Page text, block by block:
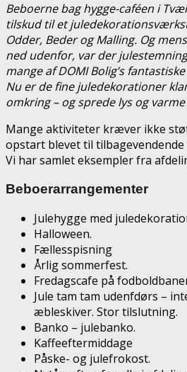
Beboerne bag hygge-caféen i
tilskud til et
Odder, Beder og Malling. Og
ned udenfor, var der
mange af DOMI Bolig’s
Nu er de fine juledekorationer
omkring – og sprede lys og
Mange aktiviteter kræver ikke
opstart blevet til tilbagevendende
Vi har samlet eksempler fra
Beboerarrangementer
Julehygge med
Halloween.
Fællesspisning
Årlig sommerfest.
Fredagscafe på
Jule tam tam udenfdørs –
æbleskiver. Stor tilslutning.
Banko – julebanko.
Kaffeeftermiddage
Påske- og julefrokost.